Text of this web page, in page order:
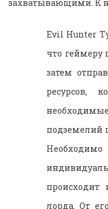
захватывающими. К
Evil Hunter
что геймеру
затем
ресурсов,
подземелий
происходит
лорда. От